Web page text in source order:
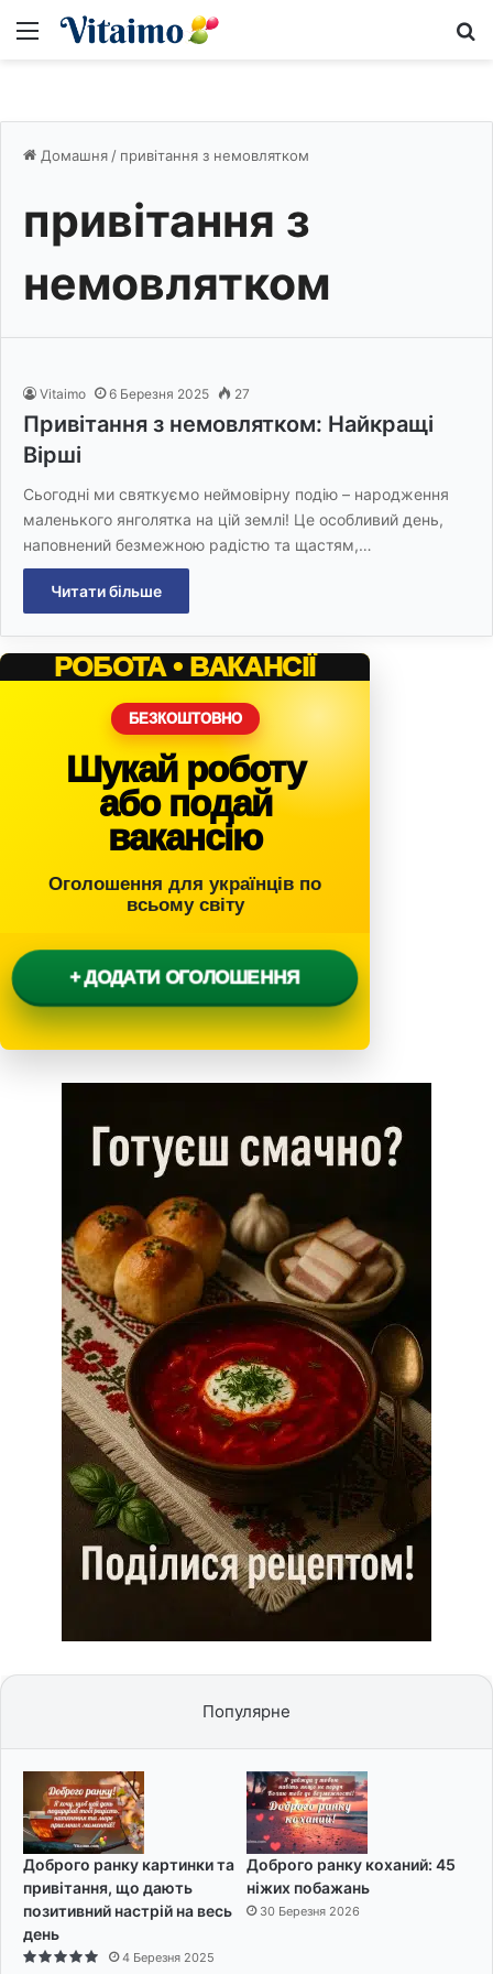
Меню
Домашня / привітання з немовлятком
привітання з
немовлятком
Vitaimo 6 Березня 2025 27
Привітання з немовлятком: Найкращі
Вірші
Сьогодні ми святкуємо неймовірну подію – народження
маленького янголятка на цій землі! Це особливий день,
наповнений безмежною радістю та щастям,…
Читати більше
РОБОТА • ВАКАНСІЇ
БЕЗКОШТОВНО
Шукай роботу
або подай
вакансію
Оголошення для українців по
всьому світу
+ ДОДАТИ ОГОЛОШЕННЯ
Популярне
Доброго ранку картинки та
привітання, що дають
позитивний настрій на весь
день
4 Березня 2025
Доброго ранку коханий: 45
ніжих побажань
30 Березня 2026